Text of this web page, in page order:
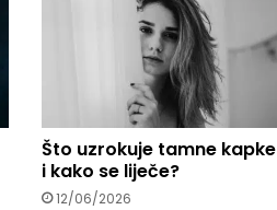
Što uzrokuje tamne kapke
i kako se liječe?
12/06/2026